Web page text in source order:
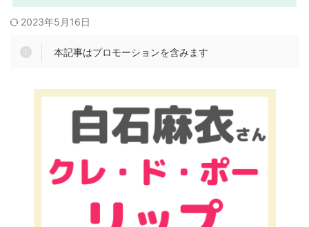
2023年5月16日
本記事はプロモーションを含みます